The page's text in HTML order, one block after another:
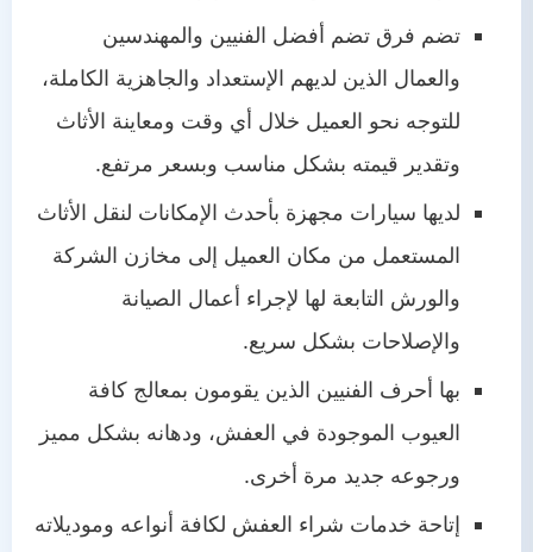
تضم فرق تضم أفضل الفنيين والمهندسين
والعمال الذين لديهم الإستعداد والجاهزية الكاملة،
للتوجه نحو العميل خلال أي وقت ومعاينة الأثاث
وتقدير قيمته بشكل مناسب وبسعر مرتفع.
لديها سيارات مجهزة بأحدث الإمكانات لنقل الأثاث
المستعمل من مكان العميل إلى مخازن الشركة
والورش التابعة لها لإجراء أعمال الصيانة
والإصلاحات بشكل سريع.
بها أحرف الفنيين الذين يقومون بمعالج كافة
العيوب الموجودة في العفش، ودهانه بشكل مميز
ورجوعه جديد مرة أخرى.
إتاحة خدمات شراء العفش لكافة أنواعه وموديلاته